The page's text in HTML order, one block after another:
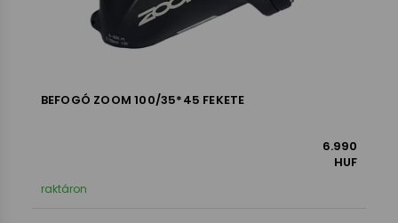
BEFOGÓ ZOOM 100/35*45 FEKETE
6.990
HUF
raktáron